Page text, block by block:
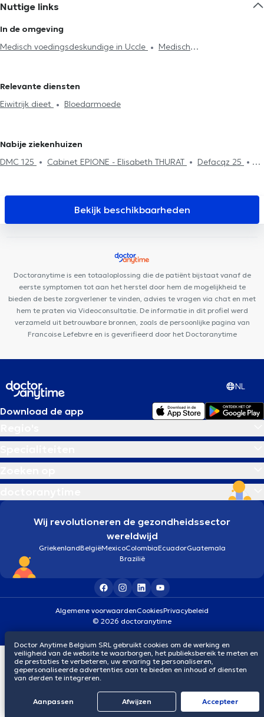
Nuttige links
In de omgeving
Medisch voedingsdeskundige in Uccle
Medisch
Eigenbrakel
Relevante diensten
Eiwitrijk dieet
Bloedarmoede
Nabije ziekenhuizen
DMC 125
Cabinet EPIONE - Elisabeth THURAT
Defacqz 25
BrainCair Ixelles
Louise Family Doctors
Centre PsyCol Châtelain
Centre Médical et de soins Rebalance
Centres d'Aspria Avenue Louise et Art-Lois
Kiné Châtelain
Bekijk beschikbaarheden
Doctoranytime is een totaaloplossing die de patiënt bijstaat vanaf de
eerste symptomen tot aan het herstel door hem de mogelijkheid te
bieden de beste zorgverlener te vinden, advies te vragen via chat en met
hem te praten via Videoconsultatie. De informatie in dit profiel werd
verzameld uit betrouwbare bronnen, zoals de persoonlijke pagina van
Francoise Lefebvre en is geverifieerd door het Doctoranytime
NL
Download de app
Wij revolutioneren de gezondheidssector
wereldwijd
GriekenlandBelgiëMexicoColombiaEcuadorGuatemala
Brazilië
Algemene voorwaardenCookiesPrivacybeleid
© 2026 doctoranytime
Doctor Anytime Belgium SRL gebruikt cookies om de werking en
veiligheid van de website te waarborgen, het publieksbereik te meten en
de prestaties te verbeteren, uw ervaring te personaliseren,
gepersonaliseerde advertenties aan te bieden en inhoud of diensten
van derden te integreren.
Aanpassen Afwijzen Αccepteer